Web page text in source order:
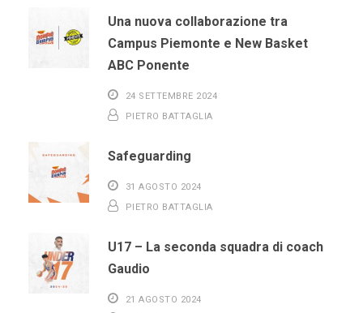
Una nuova collaborazione tra
Campus Piemonte e New Basket
ABC Ponente
24 SETTEMBRE 2024
PIETRO BATTAGLIA
Safeguarding
31 AGOSTO 2024
PIETRO BATTAGLIA
U17 – La seconda squadra di coach
Gaudio
21 AGOSTO 2024